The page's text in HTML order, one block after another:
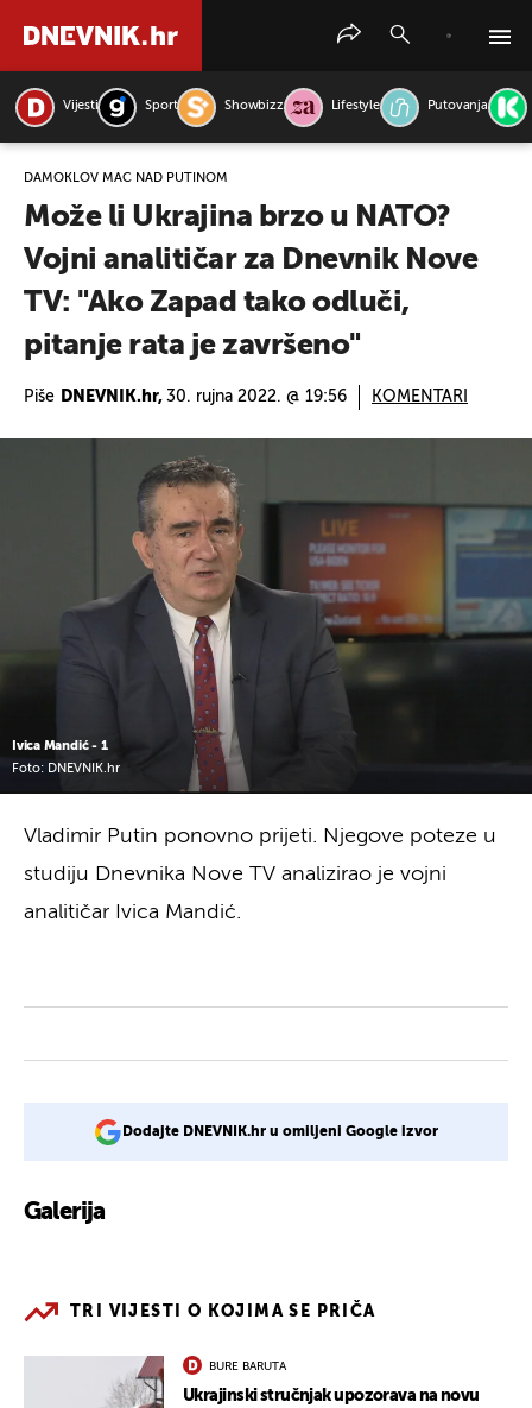
Vijesti Sport Showbizz Lifestyle Putovanja
DAMOKLOV MAČ NAD PUTINOM
Može li Ukrajina brzo u NATO?
Vojni analitičar za Dnevnik Nove
TV: "Ako Zapad tako odluči,
pitanje rata je završeno"
Piše DNEVNIK.hr, 30. rujna 2022. @ 19:56 KOMENTARI
Ivica Mandić - 1
Foto: DNEVNIK.hr
Vladimir Putin ponovno prijeti. Njegove poteze u
studiju Dnevnika Nove TV analizirao je vojni
analitičar Ivica Mandić.
Dodajte DNEVNIK.hr u omiljeni Google izvor
Galerija
TRI VIJESTI O KOJIMA SE PRIČA
BURE BARUTA
Ukrajinski stručnjak upozorava na novu
PRETRAŽITE VIJESTI